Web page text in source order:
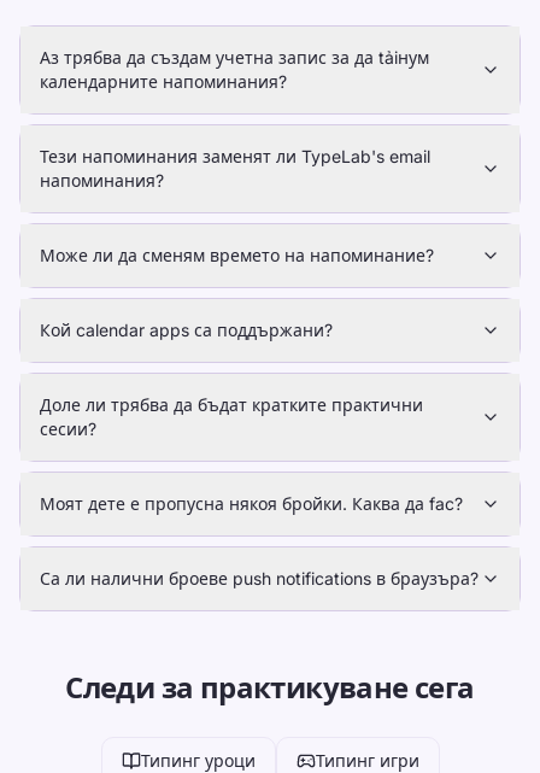
Аз трябва да създам учетна запис за да tảiнум
календарните напоминания?
Тези напоминания заменят ли TypeLab's email
напоминания?
Може ли да сменям времето на напоминание?
Кой calendar apps са поддържани?
Доле ли трябва да бъдат кратките практични
сесии?
Моят дете е пропусна някоя бройки. Каква да fac?
Са ли налични броеве push notifications в браузъра?
Следи за практикуване сега
Типинг уроци Типинг игри